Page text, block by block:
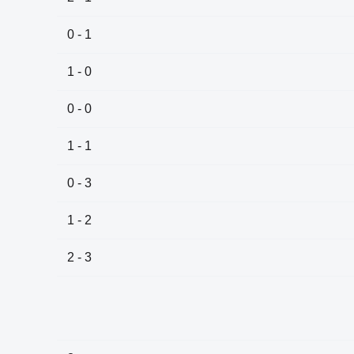
0 - 1
1 - 0
0 - 0
1 - 1
0 - 3
1 - 2
2 - 3